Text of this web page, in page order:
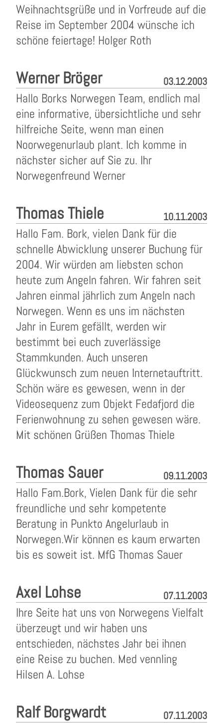
Weihnachtsgrüße und in Vorfreude auf die
Reise im September 2004 wünsche ich
schöne feiertage! Holger Roth
Werner Bröger 03.12.2003
Hallo Borks Norwegen Team, endlich mal
eine informative, übersichtliche und sehr
hilfreiche Seite, wenn man einen
Noorwegenurlaub plant. Ich komme in
nächster sicher auf Sie zu. Ihr
Norwegenfreund Werner
Thomas Thiele 10.11.2003
Hallo Fam. Bork, vielen Dank für die
schnelle Abwicklung unserer Buchung für
2004. Wir würden am liebsten schon
heute zum Angeln fahren. Wir fahren seit
Jahren einmal jährlich zum Angeln nach
Norwegen. Wenn es uns im nächsten
Jahr in Eurem gefällt, werden wir
bestimmt bei euch zuverlässige
Stammkunden. Auch unseren
Glückwunsch zum neuen Internetauftritt.
Schön wäre es gewesen, wenn in der
Videosequenz zum Objekt Fedafjord die
Ferienwohnung zu sehen gewesen wäre.
Mit schönen Grüßen Thomas Thiele
Thomas Sauer 09.11.2003
Hallo Fam.Bork, Vielen Dank für die sehr
freundliche und sehr kompetente
Beratung in Punkto Angelurlaub in
Norwegen.Wir können es kaum erwarten
bis es soweit ist. MfG Thomas Sauer
Axel Lohse 07.11.2003
Ihre Seite hat uns von Norwegens Vielfalt
überzeugt und wir haben uns
entschieden, nächstes Jahr bei ihnen
eine Reise zu buchen. Med vennling
Hilsen A. Lohse
Ralf Borgwardt 07.11.2003